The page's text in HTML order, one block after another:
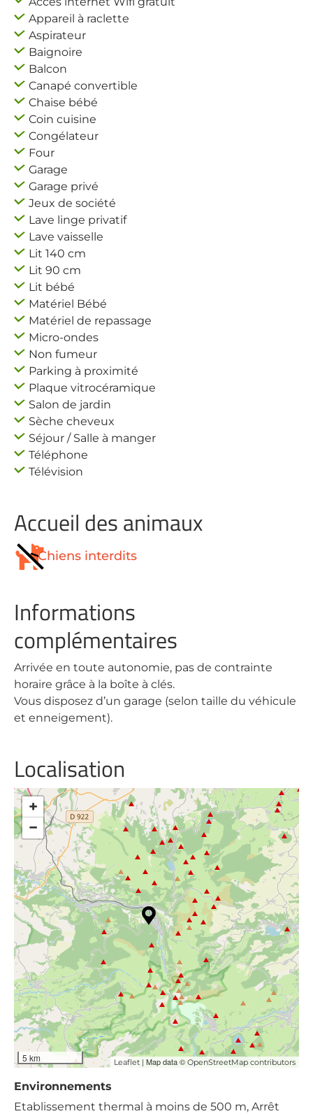
Appareil à raclette
Aspirateur
Baignoire
Balcon
Canapé convertible
Chaise bébé
Coin cuisine
Congélateur
Four
Garage
Garage privé
Jeux de société
Lave linge privatif
Lave vaisselle
Lit 140 cm
Lit 90 cm
Lit bébé
Matériel Bébé
Matériel de repassage
Micro-ondes
Non fumeur
Parking à proximité
Plaque vitrocéramique
Salon de jardin
Sèche cheveux
Séjour / Salle à manger
Téléphone
Télévision
Accueil des animaux
Chiens interdits
Informations
complémentaires
Arrivée en toute autonomie, pas de contrainte
horaire grâce à la boîte à clés.
Vous disposez d’un garage (selon taille du véhicule
et enneigement).
Localisation
+
−
5 km Leaflet | Map data © OpenStreetMap contributors
Environnements
Etablissement thermal à moins de 500 m, Arrêt